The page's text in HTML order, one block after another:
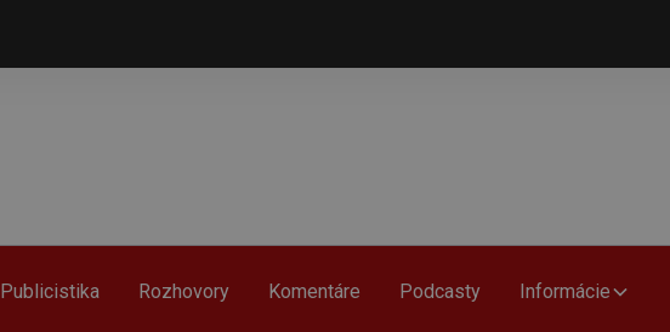
Publicistika Rozhovory Komentáre Podcasty Informácie